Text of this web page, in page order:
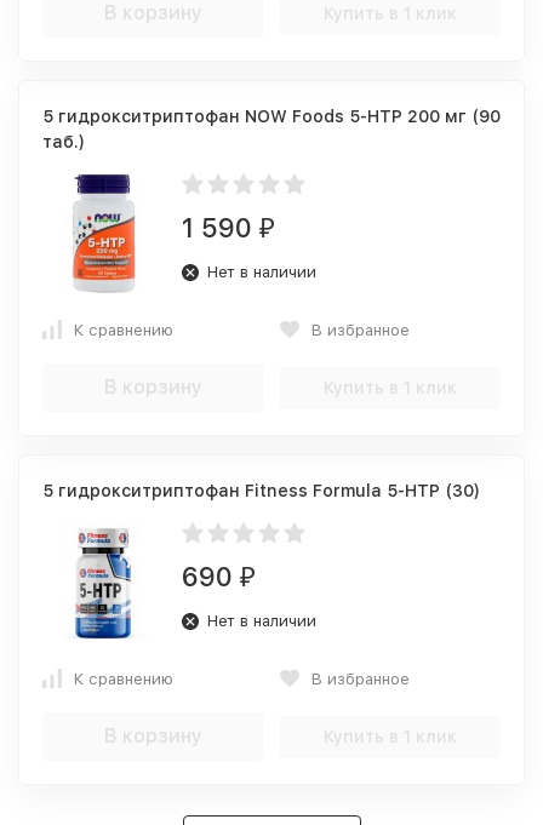
В корзину Купить в 1 клик
5 гидрокситриптофан NOW Foods 5-HTP 200 мг (90
таб.)
1 590 ₽
Нет в наличии
К сравнению В избранное
В корзину Купить в 1 клик
5 гидрокситриптофан Fitness Formula 5-HTP (30)
690 ₽
Нет в наличии
К сравнению В избранное
В корзину Купить в 1 клик